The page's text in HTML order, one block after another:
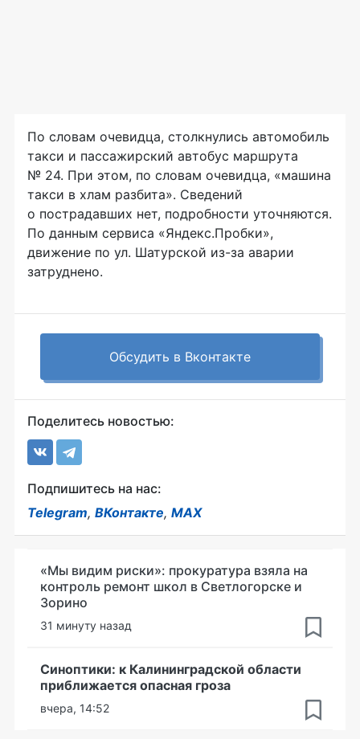
По словам очевидца, столкнулись автомобиль
такси и пассажирский автобус маршрута
№ 24. При этом, по словам очевидца, «машина
такси в хлам разбита». Сведений
о пострадавших нет, подробности уточняются.
По данным сервиса «Яндекс.Пробки»,
движение по ул. Шатурской из-за аварии
затруднено.
Обсудить в Вконтакте
Поделитесь новостью:
Подпишитесь на нас:
Telegram, ВКонтакте, MAX
«Мы видим риски»: прокуратура взяла на
контроль ремонт школ в Светлогорске и
Зорино
31 минуту назад
Синоптики: к Калининградской области
приближается опасная гроза
вчера, 14:52